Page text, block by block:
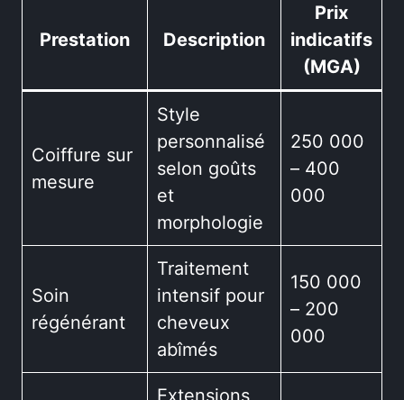
Prestation Description
Prix
indicatifs
(MGA)
Coiffure sur
mesure
Style
personnalisé
selon goûts
et
morphologie
250 000
– 400
000
Soin
régénérant
Traitement
intensif pour
cheveux
abîmés
150 000
– 200
000